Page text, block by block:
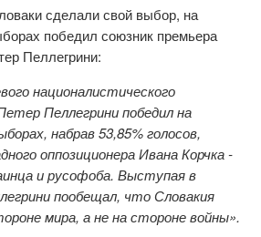
сделали свой выбор, на
победил союзник премьера
Пеллегрини:
националистического
Пеллегрини победил на
набрав 53,85% голосов,
оппозиционера Ивана Корчка -
и русофоба. Выступая в
пообещал, что Словакия
мира, а не на стороне войны».